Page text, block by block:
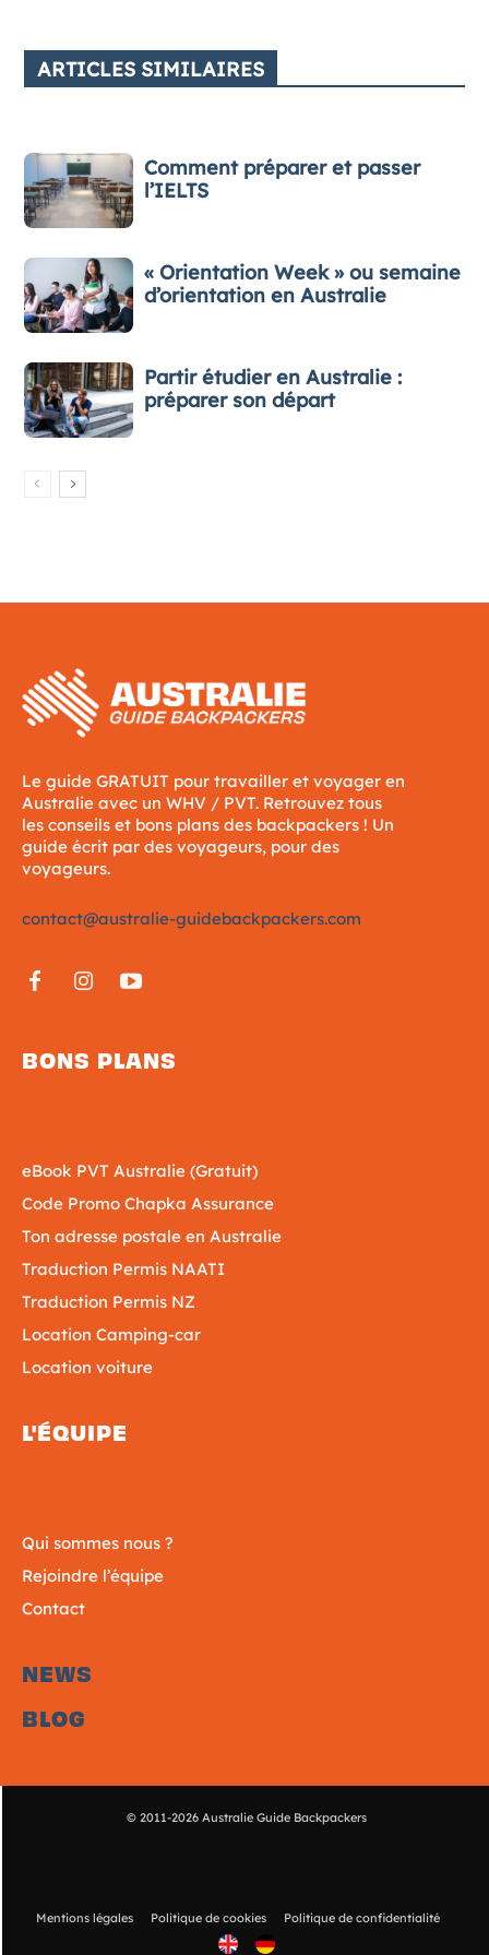
ARTICLES SIMILAIRES
Comment préparer et passer
l’IELTS
« Orientation Week » ou semaine
d’orientation en Australie
Partir étudier en Australie :
préparer son départ
Le guide GRATUIT pour travailler et voyager en
Australie avec un WHV / PVT. Retrouvez tous
les conseils et bons plans des backpackers ! Un
guide écrit par des voyageurs, pour des
voyageurs.
contact@australie-guidebackpackers.com
BONS PLANS
eBook PVT Australie (Gratuit)
Code Promo Chapka Assurance
Ton adresse postale en Australie
Traduction Permis NAATI
Traduction Permis NZ
Location Camping-car
Location voiture
L'ÉQUIPE
Qui sommes nous ?
Rejoindre l’équipe
Contact
NEWS
BLOG
© 2011-2026 Australie Guide Backpackers
Mentions légales Politique de cookies Politique de confidentialité